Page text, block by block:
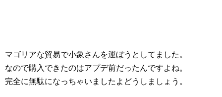
マゴリアな貿易で小象さんを運ぼうとしてました。
なので購入できたのはアプデ前だったんですよね。
完全に無駄になっちゃいましたよどうしましょう。